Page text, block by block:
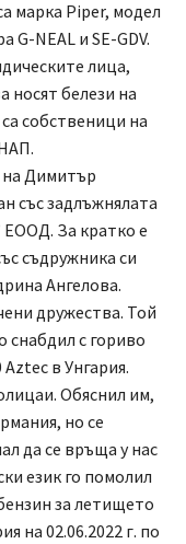
марка Piper, модел
G-NEAL и SE-GDV.
лица,
носят белези на
собственици на
на Димитър
със задлъжнялата
За кратко е
съдружника си
Ангелова.
дружества. Той
снабдил с гориво
в Унгария.
Обяснил им,
но се
да се връща у нас
език го помолил
за летището
на 02.06.2022 г. по